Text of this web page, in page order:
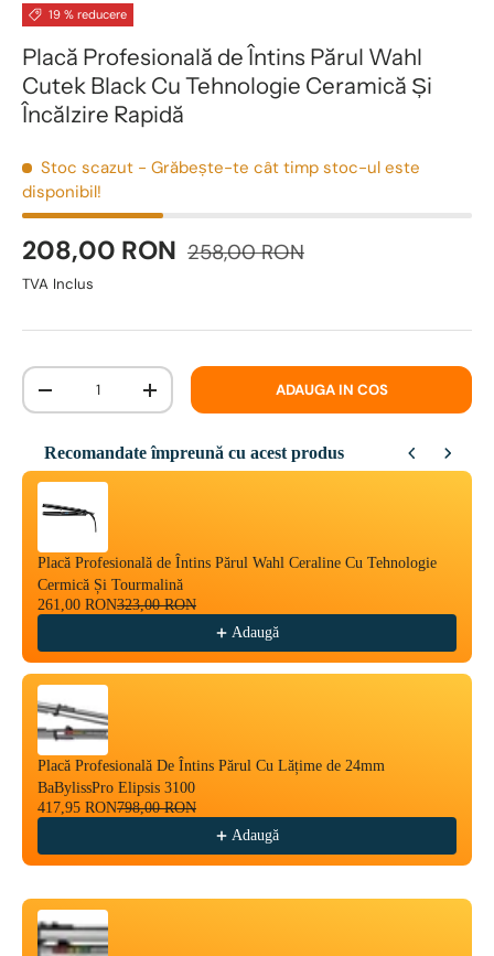
19 % reducere
Placă Profesională de Întins Părul Wahl
Cutek Black Cu Tehnologie Ceramică Și
Încălzire Rapidă
Stoc scazut - Grăbește-te cât timp stoc-ul este
disponibil!
208,00 RON 258,00 RON
TVA Inclus
Cantitate
-
+ ADAUGA IN COS
Recomandate împreună cu acest produs
Use the Previous and Next buttons to navigate through product
Placă Profesională de Întins Părul Wahl Ceraline Cu Tehnologie
Cermică Și Tourmalină
261,00 RON323,00 RON
Adaugă
Placă Profesională De Întins Părul Cu Lățime de 24mm
BaBylissPro Elipsis 3100
417,95 RON798,00 RON
Adaugă